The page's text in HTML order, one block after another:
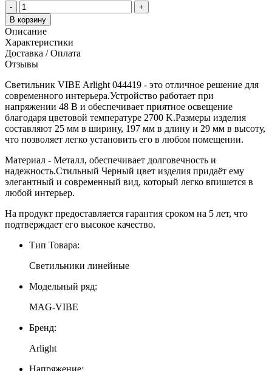
-
+
В корзину
Описание
Характеристики
Доставка / Оплата
Отзывы
Светильник VIBE Arlight 044419 - это отличное решение для
современного интерьера.Устройство работает при
напряжении 48 В и обеспечивает приятное освещение
благодаря цветовой температуре 2700 K.Размеры изделия
составляют 25 мм в ширину, 197 мм в длину и 29 мм в высоту,
что позволяет легко установить его в любом помещении.
Материал - Металл, обеспечивает долговечность и
надежность.Стильный Черный цвет изделия придаёт ему
элегантный и современный вид, который легко впишется в
любой интерьер.
На продукт предоставляется гарантия сроком на 5 лет, что
подтверждает его высокое качество.
Тип Товара:
Светильники линейные
Модельный ряд:
MAG-VIBE
Бренд:
Arlight
Напряжение: